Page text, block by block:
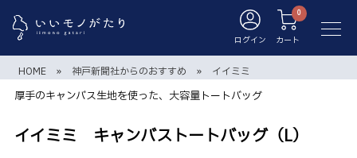
ログイン カート
HOME » 神戸新聞社からのおすすめ » イイミミ
厚手のキャンバス生地を使った、大容量トートバッグ
イイミミ キャンバストートバッグ（L）